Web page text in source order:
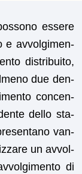
essere
e avvol­gi­men­
dis­tribuito,
due den­
con­cen­
del­lo sta­
van­
un avvol­
di